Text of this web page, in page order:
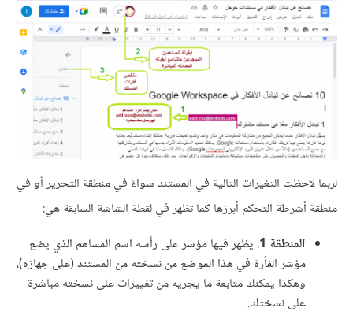
لربما لاحظت التغيرات التالية في المستند سواءً في منطقة التحرير أو في
منطقة أشرطة التحكم أبرزها كما تظهر في لقطة الشاشة السابقة هي:
المنطقة 1 : يظهر فيها مؤشر على رأسه اسم المساهم الذي يضع
مؤشر الفأرة في هذا الموضع من نسخته من المستند (على جهازه)،
وهكذا يمكنك متابعة ما يجريه من تغييرات على نسخته مباشرة
على نسختك.